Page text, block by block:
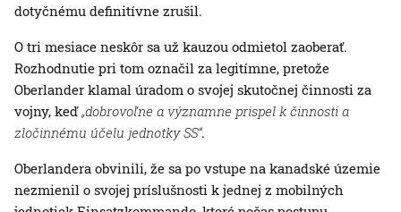
dotyčnému definitívne zrušil.
O tri mesiace neskôr sa už kauzou odmietol zaoberať.
Rozhodnutie pri tom označil za legitímne, pretože
Oberlander klamal úradom o svojej skutočnej činnosti za
vojny, keď„dobrovoľne a významne prispel k činnosti a
zločinnému účelu jednotky SS“.
Oberlandera obvinili, že sa po vstupe na kanadské územie
nezmienil o svojej príslušnosti k jednej z mobilných